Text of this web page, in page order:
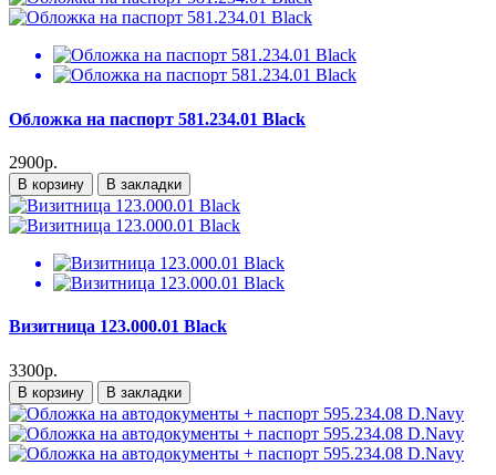
Обложка на паспорт 581.234.01 Black
2900р.
В корзину В закладки
Визитница 123.000.01 Black
3300р.
В корзину В закладки